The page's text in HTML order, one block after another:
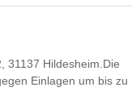
31137 Hildesheim.Die
Einlagen um bis zu